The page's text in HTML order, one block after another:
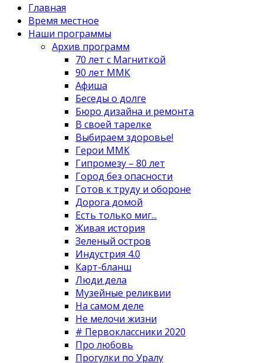
Главная
Время местное
Наши программы
Архив программ
70 лет с Магниткой
90 лет ММК
Афиша
Беседы о долге
Бюро дизайна и ремонта
В своей тарелке
Выбираем здоровье!
Герои ММК
Гипромезу – 80 лет
Город без опасности
Готов к труду и обороне
Дорога домой
Есть только миг...
Живая история
Зеленый остров
Индустрия 4.0
Карт-бланш
Люди дела
Музейные реликвии
На самом деле
Не мелочи жизни
# Первоклассники 2020
Про любовь
Прогулки по Уралу